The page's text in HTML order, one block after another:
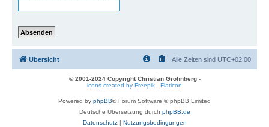
Übersicht Alle Zeiten sind UTC+02:00
© 2001-2024 Copyright Christian Grohnberg-
icons created by Freepik - Flaticon
Powered by phpBB® Forum Software © phpBB Limited
Deutsche Übersetzung durch phpBB.de
Datenschutz| Nutzungsbedingungen